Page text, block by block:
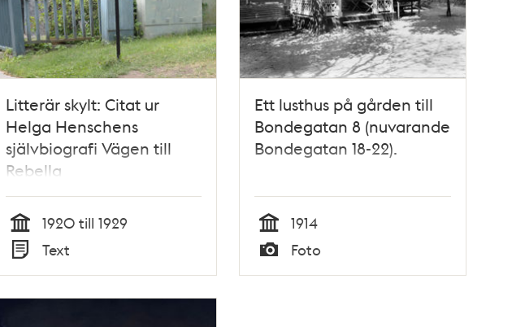
Litterär skylt: Citat ur
Helga Henschens
självbiografi Vägen till
Rebella
Tid
1920 till 1929
Typ
Text
Ett lusthus på gården till
Bondegatan 8 (nuvarande
Bondegatan 18-22).
Tid
1914
Typ
Foto